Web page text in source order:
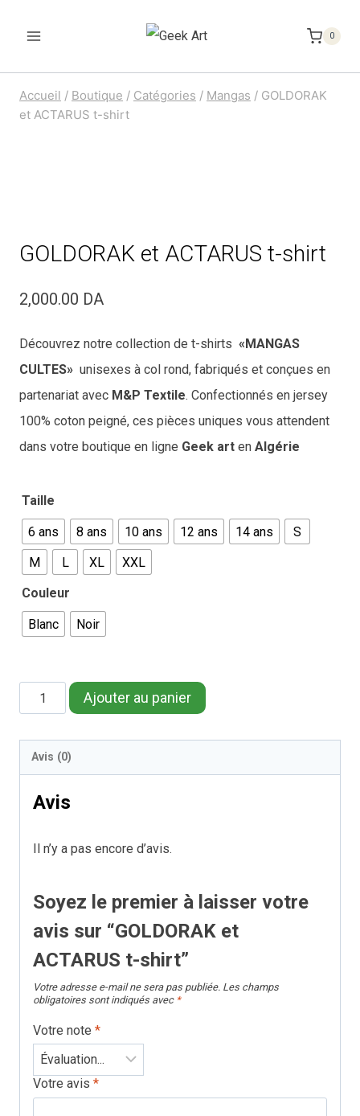
0
Accueil / Boutique / Catégories / Mangas / GOLDORAK
et ACTARUS t-shirt
GOLDORAK et ACTARUS t-shirt
2,000.00 DA
Découvrez notre collection de t-shirts «MANGAS
CULTES» unisexes à col rond, fabriqués et conçues en
partenariat avec M&P Textile. Confectionnés en jersey
100% coton peigné, ces pièces uniques vous attendent
dans votre boutique en ligne Geek art en Algérie
Taille
6 ans 8 ans 10 ans 12 ans 14 ans
S
M
L XL XXL
Couleur
Blanc Noir
quantité
de
GOLDORAK
et
ACTARUS
shirt
Ajouter au panier
Avis (0)
Avis
Il n’y a pas encore d’avis.
Soyez le premier à laisser votre
avis sur “GOLDORAK et
ACTARUS t-shirt”
Votre adresse e-mail ne sera pas publiée. Les champs
obligatoires sont indiqués avec *
Votre note *
Votre avis *